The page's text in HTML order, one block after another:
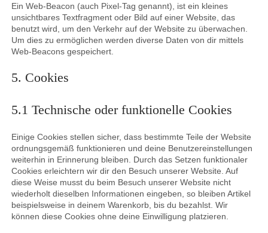
Ein Web-Beacon (auch Pixel-Tag genannt), ist ein kleines
unsichtbares Textfragment oder Bild auf einer Website, das
benutzt wird, um den Verkehr auf der Website zu überwachen.
Um dies zu ermöglichen werden diverse Daten von dir mittels
Web-Beacons gespeichert.
5. Cookies
5.1 Technische oder funktionelle Cookies
Einige Cookies stellen sicher, dass bestimmte Teile der Website
ordnungsgemäß funktionieren und deine Benutzereinstellungen
weiterhin in Erinnerung bleiben. Durch das Setzen funktionaler
Cookies erleichtern wir dir den Besuch unserer Website. Auf
diese Weise musst du beim Besuch unserer Website nicht
wiederholt dieselben Informationen eingeben, so bleiben Artikel
beispielsweise in deinem Warenkorb, bis du bezahlst. Wir
können diese Cookies ohne deine Einwilligung platzieren.